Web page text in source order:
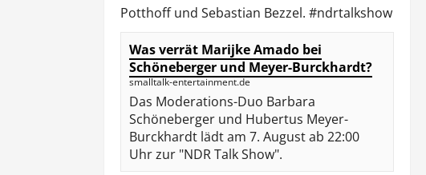
Potthoff und Sebastian Bezzel. #ndrtalkshow
Was verrät Marijke Amado bei
Schöneberger und Meyer-Burckhardt?
smalltalk-entertainment.de
Das Moderations-Duo Barbara
Schöneberger und Hubertus Meyer-
Burckhardt lädt am 7. August ab 22:00
Uhr zur "NDR Talk Show".